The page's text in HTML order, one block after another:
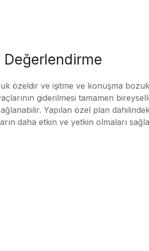
özeldir ve işitme ve konuşma
giderilmesi tamamen
Yapılan özel plan
daha etkin ve yetkin olmaları